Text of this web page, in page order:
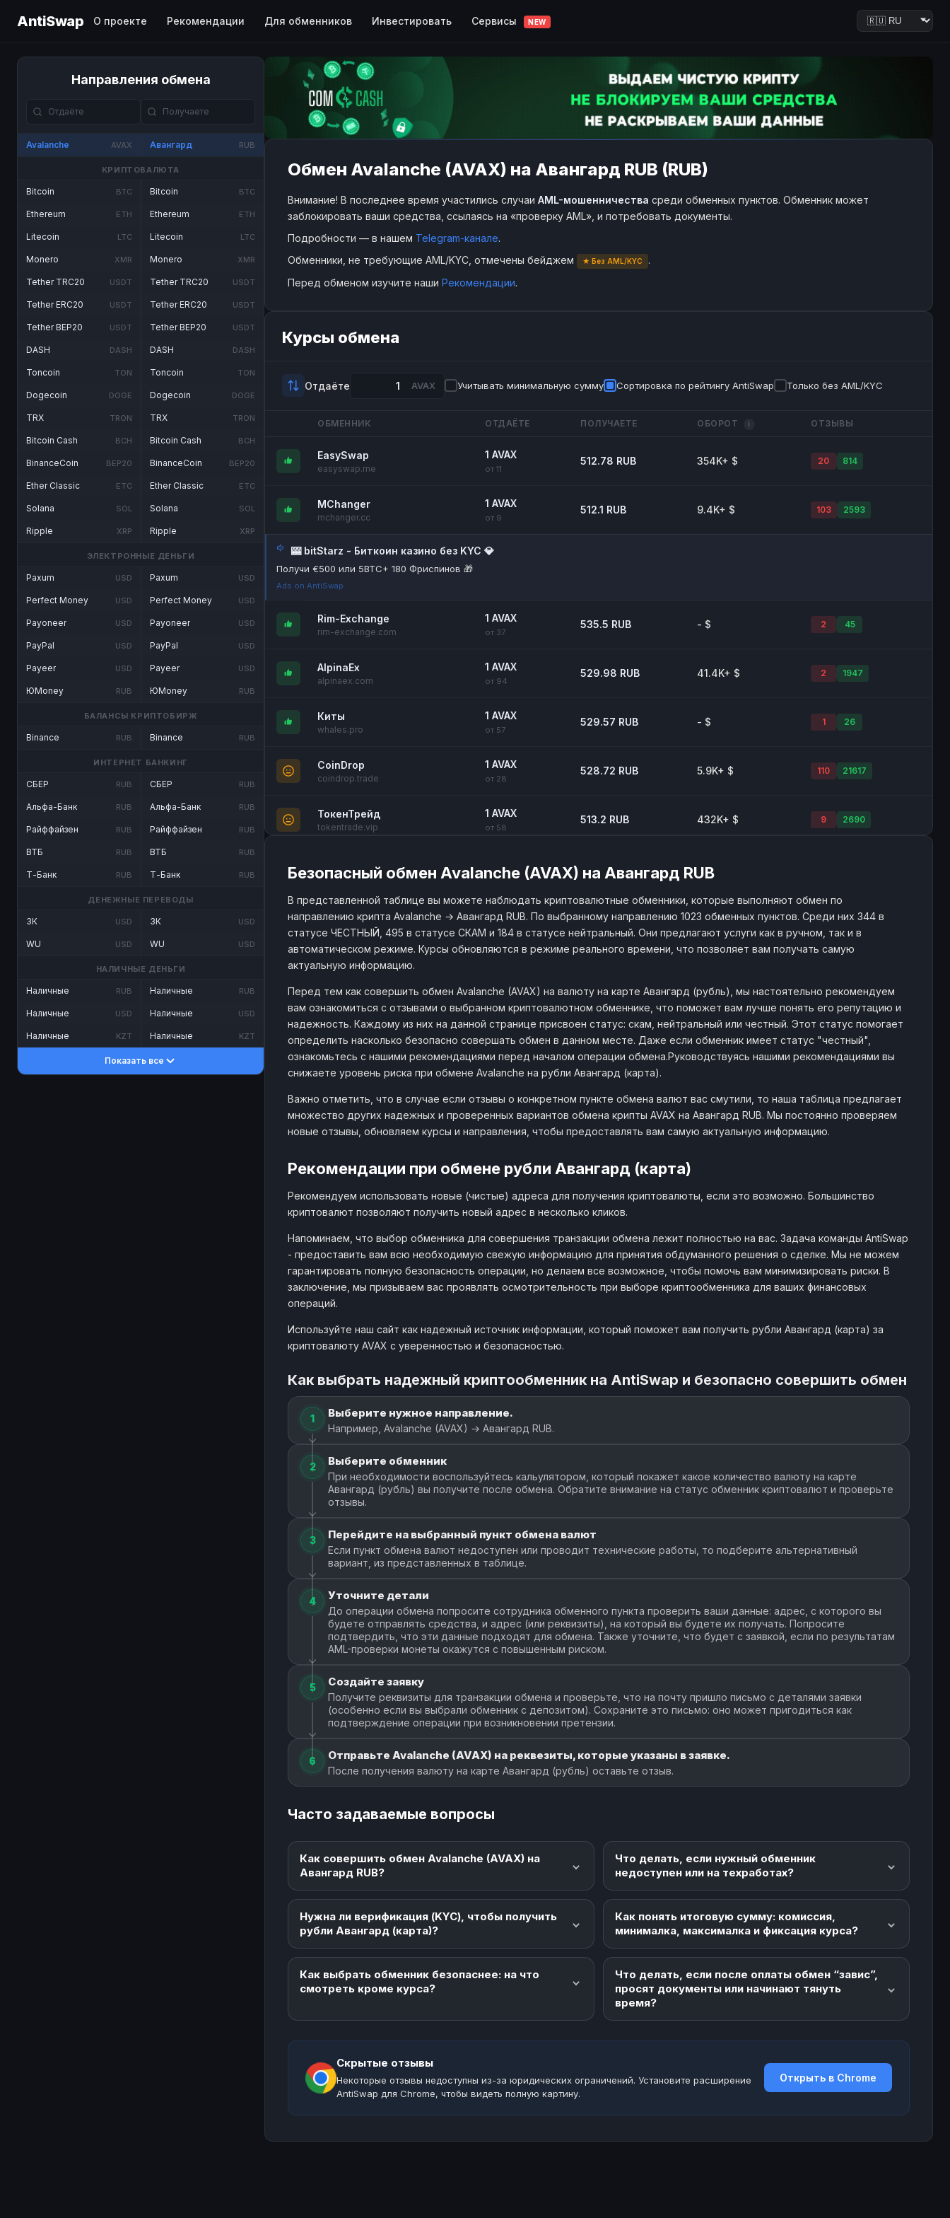
AntiSwap О проекте Рекомендации Для обменников Инвестировать Сервисы NEW
Направления обмена
Avalanche AVAX Авангард RUB
КРИПТОВАЛЮТА
Bitcoin BTC
Ethereum ETH
Litecoin LTC
Monero XMR
Tether TRC20 USDT
Tether ERC20 USDT
Tether BEP20 USDT
DASH DASH
Toncoin TON
Dogecoin DOGE
TRX TRON
Bitcoin Cash BCH
BinanceCoin BEP20
Ether Classic ETC
Solana SOL
Ripple XRP
Bitcoin BTC
Ethereum ETH
Litecoin LTC
Monero XMR
Tether TRC20 USDT
Tether ERC20 USDT
Tether BEP20 USDT
DASH DASH
Toncoin TON
Dogecoin DOGE
TRX TRON
Bitcoin Cash BCH
BinanceCoin BEP20
Ether Classic ETC
Solana SOL
Ripple XRP
ЭЛЕКТРОННЫЕ ДЕНЬГИ
Paxum USD
Perfect Money USD
Payoneer USD
PayPal USD
Payeer USD
ЮMoney RUB
Paxum USD
Perfect Money USD
Payoneer USD
PayPal USD
Payeer USD
ЮMoney RUB
БАЛАНСЫ КРИПТОБИРЖ
Binance RUB Binance RUB
ИНТЕРНЕТ БАНКИНГ
СБЕР RUB
Альфа-Банк RUB
Райффайзен RUB
ВТБ RUB
Т-Банк RUB
СБЕР RUB
Альфа-Банк RUB
Райффайзен RUB
ВТБ RUB
Т-Банк RUB
ДЕНЕЖНЫЕ ПЕРЕВОДЫ
ЗК USD
WU USD
ЗК USD
WU USD
НАЛИЧНЫЕ ДЕНЬГИ
Наличные RUB
Наличные USD
Наличные KZT
Наличные RUB
Наличные USD
Наличные KZT
Показать все
Обмен Avalanche (AVAX) на Авангард RUB (RUB)
Внимание! В последнее время участились случаи AML-мошенничества среди обменных пунктов. Обменник может
заблокировать ваши средства, ссылаясь на «проверку AML», и потребовать документы.
Подробности — в нашем Telegram-канале.
Обменники, не требующие AML/KYC, отмечены бейджем
★ Без AML/KYC
.
Перед обменом изучите наши Рекомендации.
Курсы обмена
Отдаёте AVAX Учитывать минимальную сумму Сортировка по рейтингу AntiSwap Только без AML/KYC
ОБМЕННИК ОТДАЁТЕ ПОЛУЧАЕТЕ ОБОРОТ i ОТЗЫВЫ
EasySwap
easyswap.me
1 AVAX
от 11
512.78 RUB 354K+ $ 20 814
MChanger
mchanger.cc
1 AVAX
от 9
512.1 RUB 9.4K+ $ 103 2593
🎰 bitStarz - Биткоин казино без KYC 💎
Получи €500 или 5BTC+ 180 Фриспинов 🎁
Ads on AntiSwap
Rim-Exchange
rim-exchange.com
1 AVAX
от 37
535.5 RUB - $ 2 45
AlpinaEx
alpinaex.com
1 AVAX
от 94
529.98 RUB 41.4K+ $ 2 1947
Киты
whales.pro
1 AVAX
от 57
529.57 RUB - $ 1 26
CoinDrop
coindrop.trade
1 AVAX
от 28
528.72 RUB 5.9K+ $ 110 21617
ТокенТрейд
tokentrade.vip
1 AVAX
от 58
513.2 RUB 432K+ $ 9 2690
24.exchange от 159
531.45 RUB 1.3K+ $
1 AVAX
от 1.93
519.43 RUB 21.5K+ $ 262 1747
OneMoment
onemoment.cc
LuckyChange
luckychange.net
1 AVAX
от 19
517.4 RUB 978 $ 49 4193
Монеткин
monetkin.me
1 AVAX
от 9
512.52 RUB - $ 28 239
Pocket-Exchange
pocket-exchange.com
1 AVAX
от 2.93
512.19 RUB - $ 716 63894
monetkins.com от 9
Tasty-Changer
tasty-changer.com
1 AVAX
от 15
507.52 RUB
Сова 1 AVAX
от 0.99
506.9 RUB - $ 1671 90126
GramBit
Котлета 1 AVAX
AbcObmen
abcobmen.net
1 AVAX
от 4.77
lovanpay.org
Ферма 1 AVAX
Безопасный обмен Avalanche (AVAX) на Авангард RUB
В представленной таблице вы можете наблюдать криптовалютные обменники, которые выполняют обмен по
направлению крипта Avalanche → Авангард RUB. По выбранному направлению 1023 обменных пунктов. Среди них 344 в
статусе ЧЕСТНЫЙ, 495 в статусе СКАМ и 184 в статусе нейтральный. Они предлагают услуги как в ручном, так и в
автоматическом режиме. Курсы обновляются в режиме реального времени, что позволяет вам получать самую
актуальную информацию.
Перед тем как совершить обмен Avalanche (AVAX) на валюту на карте Авангард (рубль), мы настоятельно рекомендуем
вам ознакомиться с отзывами о выбранном криптовалютном обменнике, что поможет вам лучше понять его репутацию и
надежность. Каждому из них на данной странице присвоен статус: скам, нейтральный или честный. Этот статус помогает
определить насколько безопасно совершать обмен в данном месте. Даже если обменник имеет статус "честный",
ознакомьтесь с нашими рекомендациями перед началом операции обмена.Руководствуясь нашими рекомендациями вы
снижаете уровень риска при обмене Avalanche на рубли Авангард (карта).
Важно отметить, что в случае если отзывы о конкретном пункте обмена валют вас смутили, то наша таблица предлагает
множество других надежных и проверенных вариантов обмена крипты AVAX на Авангард RUB. Мы постоянно проверяем
новые отзывы, обновляем курсы и направления, чтобы предоставлять вам самую актуальную информацию.
Рекомендации при обмене рубли Авангард (карта)
Рекомендуем использовать новые (чистые) адреса для получения криптовалюты, если это возможно. Большинство
криптовалют позволяют получить новый адрес в несколько кликов.
Напоминаем, что выбор обменника для совершения транзакции обмена лежит полностью на вас. Задача команды AntiSwap
- предоставить вам всю необходимую свежую информацию для принятия обдуманного решения о сделке. Мы не можем
гарантировать полную безопасность операции, но делаем все возможное, чтобы помочь вам минимизировать риски. В
заключение, мы призываем вас проявлять осмотрительность при выборе криптообменника для ваших финансовых
операций.
Используйте наш сайт как надежный источник информации, который поможет вам получить рубли Авангард (карта) за
криптовалюту AVAX с уверенностью и безопасностью.
Как выбрать надежный криптообменник на AntiSwap и безопасно совершить обмен
1 Выберите нужное направление.
Например, Avalanche (AVAX) → Авангард RUB.
2 Выберите обменник
При необходимости воспользуйтесь кальулятором, который покажет какое количество валюту на карте
Авангард (рубль) вы получите после обмена. Обратите внимание на статус обменник криптовалют и проверьте
отзывы.
3 Перейдите на выбранный пункт обмена валют
Если пункт обмена валют недоступен или проводит технические работы, то подберите альтернативный
вариант, из представленных в таблице.
4 Уточните детали
До операции обмена попросите сотрудника обменного пункта проверить ваши данные: адрес, с которого вы
будете отправлять средства, и адрес (или реквизиты), на который вы будете их получать. Попросите
подтвердить, что эти данные подходят для обмена. Также уточните, что будет с заявкой, если по результатам
AML-проверки монеты окажутся с повышенным риском.
5 Создайте заявку
Получите реквизиты для транзакции обмена и проверьте, что на почту пришло письмо с деталями заявки
(особенно если вы выбрали обменник с депозитом). Сохраните это письмо: оно может пригодиться как
подтверждение операции при возникновении претензии.
6 Отправьте Avalanche (AVAX) на реквезиты, которые указаны в заявке.
После получения валюту на карте Авангард (рубль) оставьте отзыв.
Часто задаваемые вопросы
Как совершить обмен Avalanche (AVAX) на
Авангард RUB?
Что делать, если нужный обменник
недоступен или на техработах?
Нужна ли верификация (KYC), чтобы получить
рубли Авангард (карта)?
Как понять итоговую сумму: комиссия,
минималка, максималка и фиксация курса?
Как выбрать обменник безопаснее: на что
смотреть кроме курса?
Что делать, если после оплаты обмен “завис”,
просят документы или начинают тянуть
время?
Скрытые отзывы
Некоторые отзывы недоступны из-за юридических ограничений. Установите расширение
AntiSwap для Chrome, чтобы видеть полную картину.
Открыть в Chrome